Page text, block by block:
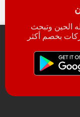
الحين وتبحث
بخصم أكثر